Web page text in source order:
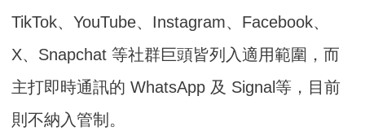
TikTok、YouTube、Instagram、Facebook、
X、Snapchat 等社群巨頭皆列入適用範圍，而
主打即時通訊的 WhatsApp 及 Signal等，目前
則不納入管制。